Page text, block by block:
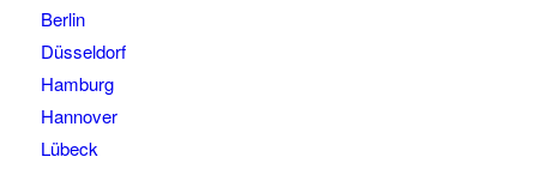
Berlin
Düsseldorf
Hamburg
Hannover
Lübeck